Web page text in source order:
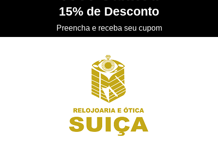
CONHEÇA nossa Loja Física
15% de Desconto
Preencha e receba seu cupom